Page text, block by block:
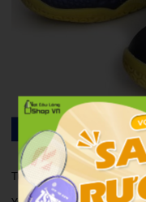
Tuy Bubble Out – Xanh